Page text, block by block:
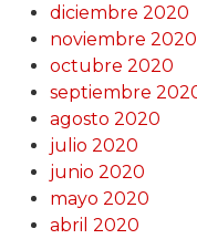
diciembre 2020
noviembre 2020
octubre 2020
septiembre
agosto 2020
julio 2020
junio 2020
mayo 2020
abril 2020